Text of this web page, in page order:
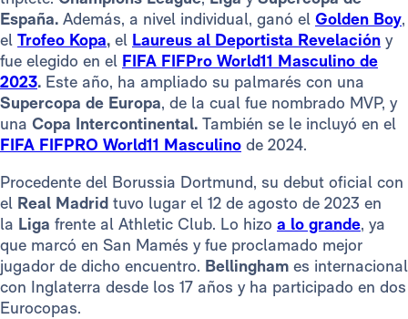
España. Además, a nivel individual, ganó el Golden Boy,
el Trofeo Kopa, el Laureus al Deportista Revelación y
fue elegido en el FIFA FIFPro World11 Masculino de
2023. Este año, ha ampliado su palmarés con una
Supercopa de Europa, de la cual fue nombrado MVP, y
una Copa Intercontinental. También se le incluyó en el
FIFA FIFPRO World11 Masculino de 2024.
Procedente del Borussia Dortmund, su debut oficial con
el Real Madrid tuvo lugar el 12 de agosto de 2023 en
la Liga frente al Athletic Club. Lo hizo a lo grande, ya
que marcó en San Mamés y fue proclamado mejor
jugador de dicho encuentro. Bellingham es internacional
con Inglaterra desde los 17 años y ha participado en dos
Eurocopas.